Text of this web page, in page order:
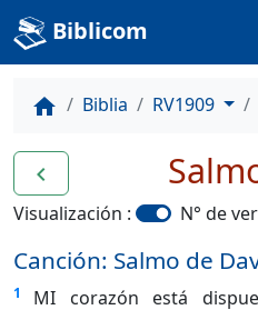
Biblicom
home Biblia RV1909
navigate_before
Visualización : N° de
Canción: Salmo de
1
MI corazón está